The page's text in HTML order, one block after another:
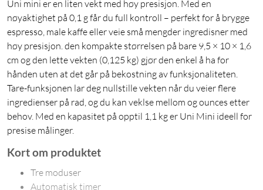
Uni mini er en liten vekt med høy presisjon. Med en
nøyaktighet på 0,1 g får du full kontroll – perfekt for å brygge
espresso, male kaffe eller veie små mengder ingredisner med
høy presisjon. den kompakte størrelsen på bare 9,5 × 10 × 1,6
cm og den lette vekten (0,125 kg) gjør den enkel å ha for
hånden uten at det går på bekostning av funksjonaliteten.
Tare-funksjonen lar deg nullstille vekten når du veier flere
ingredienser på rad, og du kan veklse mellom og ounces etter
behov. Med en kapasitet på opptil 1,1 kg er Uni Mini ideell for
presise målinger.
Kort om produktet
Tre moduser
Automatisk timer